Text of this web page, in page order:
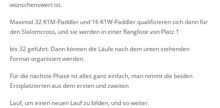
wünschenswert ist.
Maximal 32 K1M-Paddler und 16 K1W-Paddler qualifizieren sich dann für
den Slalomcross, und sie werden in einer Rangliste von Platz 1
bis 32 geführt. Dann können die Läufe nach dem unten stehenden
Format organisiert werden.
Für die nächste Phase ist alles ganz einfach, man nimmt die beiden
Erstplatzierten aus dem ersten und zweiten
Lauf, um einen neuen Lauf zu bilden, und so weiter.